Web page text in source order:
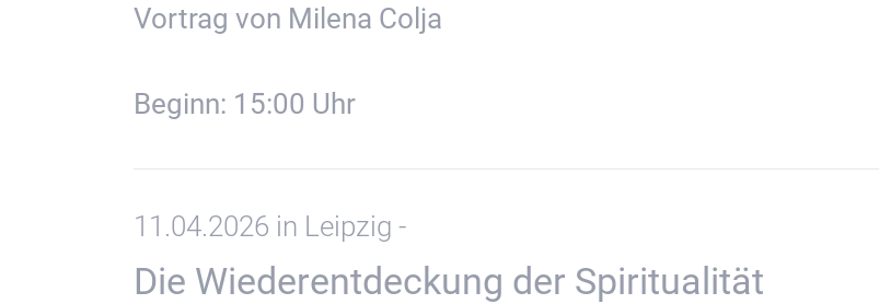
Vortrag von Milena Colja
Beginn: 15:00 Uhr
11.04.2026 in Leipzig -
Die Wiederentdeckung der Spiritualität